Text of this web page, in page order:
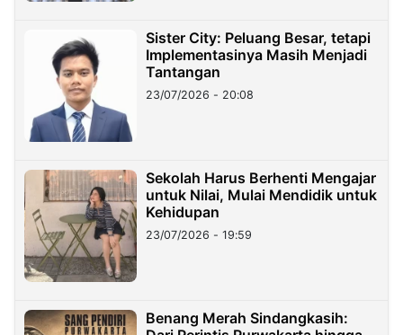
Sister City: Peluang Besar, tetapi
Implementasinya Masih Menjadi
Tantangan
23/07/2026 - 20:08
Sekolah Harus Berhenti Mengajar
untuk Nilai, Mulai Mendidik untuk
Kehidupan
23/07/2026 - 19:59
Benang Merah Sindangkasih: